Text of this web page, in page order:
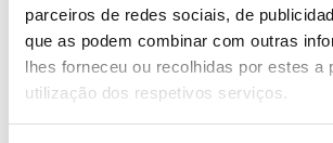
parceiros de redes sociais, de
que as podem combinar com outras
lhes forneceu ou recolhidas por estes a
utilização dos respetivos serviços.
13.07.2026